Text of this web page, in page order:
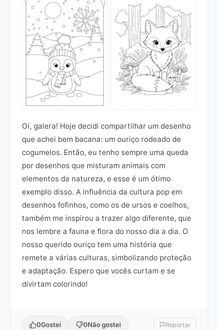
Oi, galera! Hoje decidi compartilhar um desenho
que achei bem bacana: um ouriço rodeado de
cogumelos. Então, eu tenho sempre uma queda
por desenhos que misturam animais com
elementos da natureza, e esse é um ótimo
exemplo disso. A influência da cultura pop em
desenhos fofinhos, como os de ursos e coelhos,
também me inspirou a trazer algo diferente, que
nos lembre a fauna e flora do nosso dia a dia. O
nosso querido ouriço tem uma história que
remete a várias culturas, simbolizando proteção
e adaptação. Espero que vocês curtam e se
divirtam colorindo!
0Gostei 0Não gostei Reportar